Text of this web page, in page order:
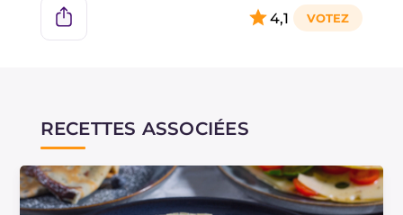
4,1
RECETTES ASSOCIÉES